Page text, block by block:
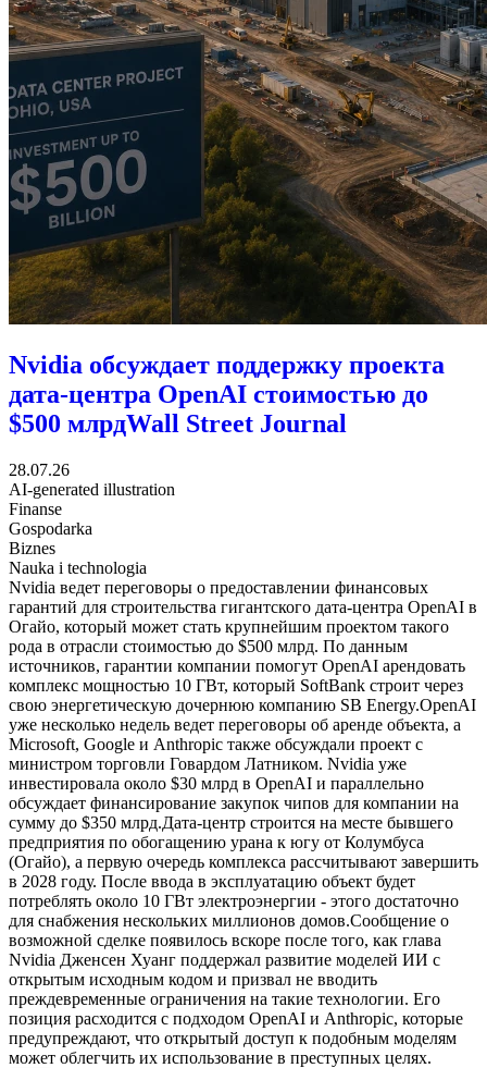
Nvidia обсуждает поддержку проекта
дата-центра OpenAI стоимостью до
$500 млрдWall Street Journal
28.07.26
AI-generated illustration
Finanse
Gospodarka
Biznes
Nauka i technologia
Nvidia ведет переговоры о предоставлении финансовых
гарантий для строительства гигантского дата-центра OpenAI в
Огайо, который может стать крупнейшим проектом такого
рода в отрасли стоимостью до $500 млрд. По данным
источников, гарантии компании помогут OpenAI арендовать
комплекс мощностью 10 ГВт, который SoftBank строит через
свою энергетическую дочернюю компанию SB Energy.OpenAI
уже несколько недель ведет переговоры об аренде объекта, а
Microsoft, Google и Anthropic также обсуждали проект с
министром торговли Говардом Латником. Nvidia уже
инвестировала около $30 млрд в OpenAI и параллельно
обсуждает финансирование закупок чипов для компании на
сумму до $350 млрд.Дата-центр строится на месте бывшего
предприятия по обогащению урана к югу от Колумбуса
(Огайо), а первую очередь комплекса рассчитывают завершить
в 2028 году. После ввода в эксплуатацию объект будет
потреблять около 10 ГВт электроэнергии - этого достаточно
для снабжения нескольких миллионов домов.Сообщение о
возможной сделке появилось вскоре после того, как глава
Nvidia Дженсен Хуанг поддержал развитие моделей ИИ с
открытым исходным кодом и призвал не вводить
преждевременные ограничения на такие технологии. Его
позиция расходится с подходом OpenAI и Anthropic, которые
предупреждают, что открытый доступ к подобным моделям
может облегчить их использование в преступных целях.